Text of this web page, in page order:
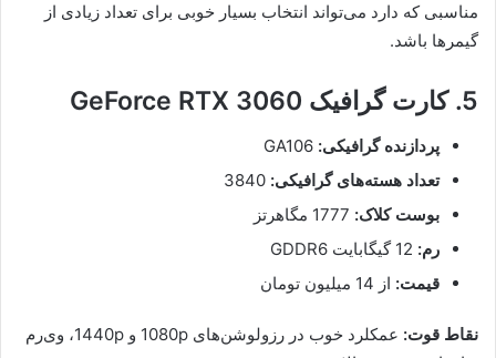
مناسبی که دارد می‌تواند انتخاب بسیار خوبی برای تعداد زیادی از
گیمرها باشد.
5. کارت گرافیک GeForce RTX 3060
پردازنده گرافیکی:
تعداد هسته‌های گرافیکی:
بوست کلاک:
رم:
قیمت: از 14 میلیون تومان
نقاط قوت:
عمکلرد خوب در رزولوشن‌های 1080p و 1440p، وی‌رم